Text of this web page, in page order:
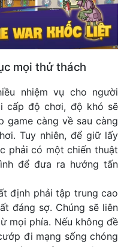
mọi thử thách
nhiệm vụ cho người
cấp độ chơi, độ khó sẽ
game càng về sau càng
Tuy nhiên, để giữ lấy
phải có một chiến thuật
để đưa ra hướng tấn
định phải tập trung cao
đáng sợ. Chúng sẽ liên
mọi phía. Nếu không đề
đi mạng sống chóng